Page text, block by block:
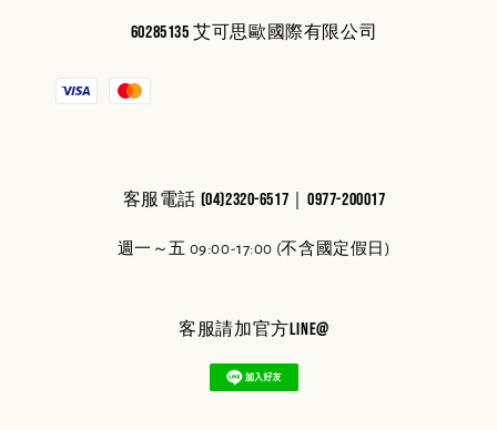
60285135 艾可思歐國際有限公司
客服電話 (04)2320-6517｜0977-200017
週一～五 09:00-17:00 (不含國定假日)
客服請加官方line@